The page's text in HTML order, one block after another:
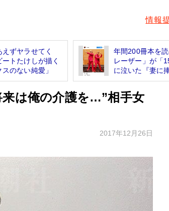
情報
えずヤラせてく
ートたけしが描く
スのない純愛」
年間200冊本を
レーザー」が「
に泣いた『妻に捧
は俺の介護を…”相手女
2017年12月26日